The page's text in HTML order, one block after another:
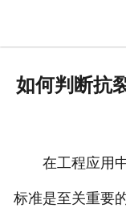
如何判断抗
在工程应用中
标准是至关重要的